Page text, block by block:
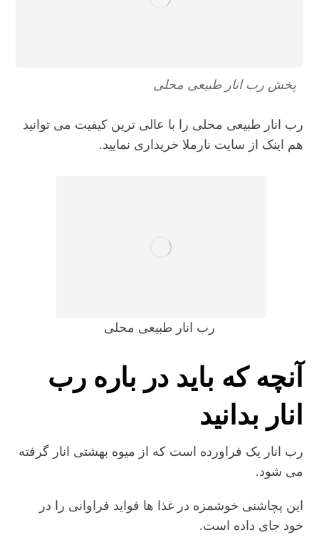
پخش رب انار طبیعی محلی
رب انار طبیعی محلی را با عالی ترین کیفیت می توانید
هم اینک از سایت نارملا خریداری نمایید.
رب انار طبیعی محلی
آنچه که باید در باره رب
انار بدانید
رب انار یک فراورده است که از میوه بهشتی انار گرفته
می شود.
این پچاشنی خوشمزه در غذا ها فواید فراوانی را در
خود جای داده است.